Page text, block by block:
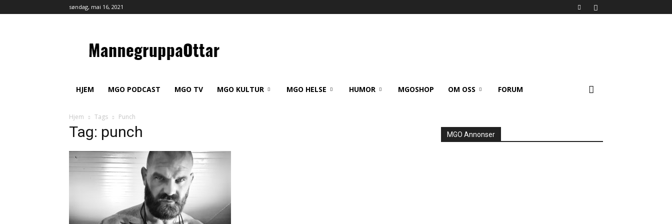
søndag, mai 16, 2021
HJEM MGO PODCAST MGO TV MGO KULTUR MGO HELSE HUMOR MGOSHOP OM OSS FORUM
Hjem Tags Punch
Tag: punch MGO Annonser